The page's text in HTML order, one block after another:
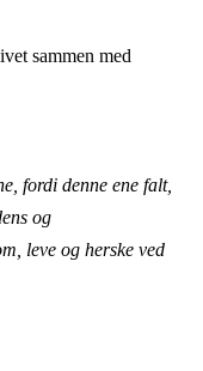
sammen med
fordi denne ene falt,
og
leve og herske ved